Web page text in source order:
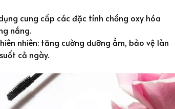
cung cấp các đặc tính chống oxy hóa
nắng.
nhiên: tăng cường dưỡng ẩm, bảo vệ làn
cả ngày.